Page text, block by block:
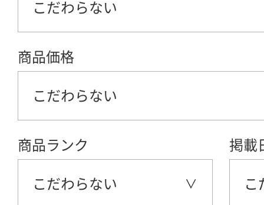
こだわらない
商品価格
こだわらない
商品ランク
こだわらない
掲載
こ